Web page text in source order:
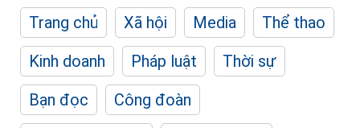
Trang chủ Xã hội Media
Thể thao
Kinh doanh
Pháp luật
Thời sự
Bạn đọc
Công đoàn